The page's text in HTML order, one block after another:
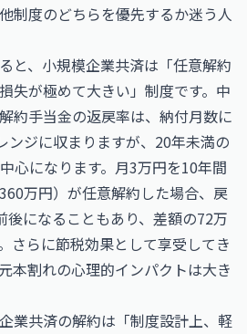
制度のどちらを優先するか迷う人
と、小規模企業共済は「任意解約
失が極めて大きい」制度です。中
約手当金の返戻率は、納付月数に
ンジに収まりますが、20年未満の
心になります。月3万円を10年間
万円）が任意解約した場合、戻
後になることもあり、差額の72万
さらに節税効果として享受してき
本割れの心理的インパクトは大き
業共済の解約は「制度設計上、軽